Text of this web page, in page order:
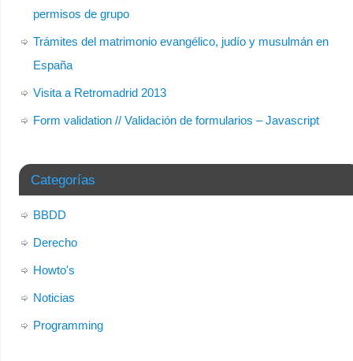
permisos de grupo
Trámites del matrimonio evangélico, judío y musulmán en
España
Visita a Retromadrid 2013
Form validation // Validación de formularios – Javascript
Categorías
BBDD
Derecho
Howto's
Noticias
Programming